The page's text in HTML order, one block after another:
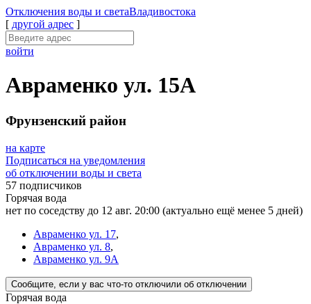
Отключения воды и светаВладивостока
[ другой адрес ]
войти
Авраменко ул. 15А
Фрунзенский район
на карте
Подписаться на уведомления
об отключении воды и света
57 подписчиков
Горячая вода
нет по соседству до 12 авг. 20:00 (актуально ещё менее 5 дней)
Авраменко ул. 17,
Авраменко ул. 8,
Авраменко ул. 9А
Сообщите , если у вас что-то отключили об отключении
Горячая вода